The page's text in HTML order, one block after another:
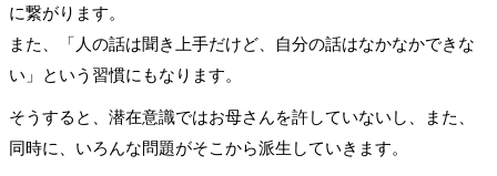
に繋がります。
また、「人の話は聞き上手だけど、自分の話はなかなかできな
い」という習慣にもなります。
そうすると、潜在意識ではお母さんを許していないし、また、
同時に、いろんな問題がそこから派生していきます。